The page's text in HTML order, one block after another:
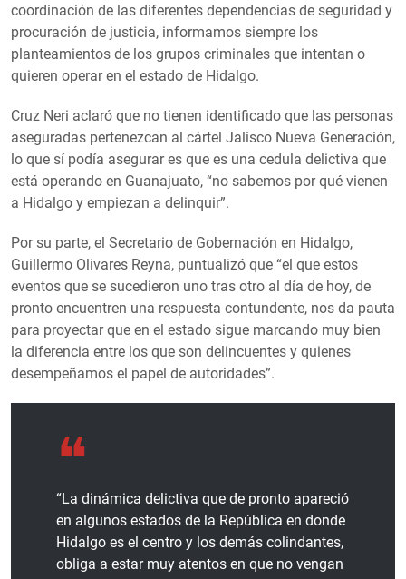
coordinación de las diferentes dependencias de seguridad y
procuración de justicia, informamos siempre los
planteamientos de los grupos criminales que intentan o
quieren operar en el estado de Hidalgo.
Cruz Neri aclaró que no tienen identificado que las personas
aseguradas pertenezcan al cártel Jalisco Nueva Generación,
lo que sí podía asegurar es que es una cedula delictiva que
está operando en Guanajuato, “no sabemos por qué vienen
a Hidalgo y empiezan a delinquir”.
Por su parte, el Secretario de Gobernación en Hidalgo,
Guillermo Olivares Reyna, puntualizó que “el que estos
eventos que se sucedieron uno tras otro al día de hoy, de
pronto encuentren una respuesta contundente, nos da pauta
para proyectar que en el estado sigue marcando muy bien
la diferencia entre los que son delincuentes y quienes
desempeñamos el papel de autoridades”.
“La dinámica delictiva que de pronto apareció
en algunos estados de la República en donde
Hidalgo es el centro y los demás colindantes,
obliga a estar muy atentos en que no vengan